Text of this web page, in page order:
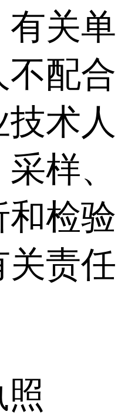
有关单
配合
术人
样、
和检验
关责任